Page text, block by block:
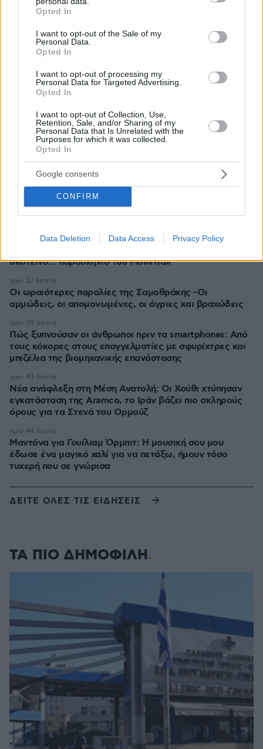
grant or deny consent to Google and its third-party tags to
use your data for below specified purposes in below Google
consent section.
Opted In
I want to opt-out of the Sale of my
Personal Data.
Opted In
I want to opt-out of processing my
Personal Data for Targeted Advertising.
Opted In
I want to opt-out of Collection, Use,
Retention, Sale, and/or Sharing of my
Personal Data that Is Unrelated with the
Purposes for which it was collected.
Opted In
Google consents
CONFIRM
Data Deletion Data Access Privacy Policy
75χρονος βρέθηκε νεκρός δίπλα σε κάδους
απορριμμάτων στο Λουτράκι
Άνοια: Οκτώ παράγοντες κινδύνου για την πρώιμη
νόσηση πριν τα 65 – Πώς θα μειώσετε το ρίσκο
πριν 21 λεπτά
Τι μπορεί να συμβεί στην υγεία του σκύλου σας αν
τραβάτε στη βόλτα το λουρί του
πριν 22 λεπτά
Τα ζώδια που πετυχαίνουν όταν δεν ακολουθούν την
παραδοσιακή επαγγελματική πορεία
πριν 22 λεπτά
Αυτό είναι το επάγγελμα που είναι μάλλον δύσκολο να
αντικαταστήσει η AI και φαίνεται να έχει μεγάλη ζήτηση
σκοτεινό… παρασκήνιο του Μουντιάλ
πριν 35 λεπτά
Οι ωραιότερες παραλίες της Σαμοθράκης -Οι
αμμώδεις, οι απομονωμένες, οι άγριες και βραχώδεις
πριν 37 λεπτά
Πώς ξυπνούσαν οι άνθρωποι πριν τα smartphones: Από
τους κόκορες στους επαγγελματίες με σφυρίχτρες και
μπιζέλια της βιομηχανικής επανάστασης
πριν 39 λεπτά
Νέα ανάφλεξη στη Μέση Ανατολή: Οι Χούθι χτύπησαν
εγκατάσταση της Aramco, το Ιράν βάζει πιο σκληρούς
όρους για τα Στενά του Ορμούζ
πριν 43 λεπτά
Μαντόνα για Γουίλιαμ Όρμπιτ: Η μουσική σου μου
έδωσε ένα μαγικό χαλί για να πετάξω, ήμουν τόσο
τυχερή που σε γνώρισα
πριν 44 λεπτά
ΔΕΙΤΕ ΟΛΕΣ ΤΙΣ ΕΙΔΗΣΕΙΣ
ΤΑ ΠΙΟ ΔΗΜΟΦΙΛΗ